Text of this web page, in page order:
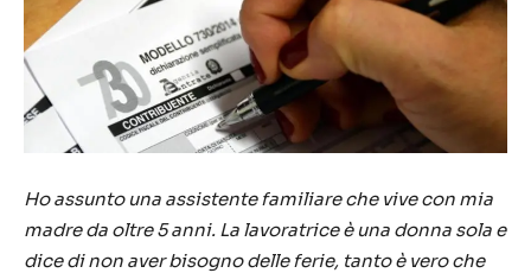
Ho assunto una assistente familiare che vive con mia
madre da oltre 5 anni. La lavoratrice è una donna sola e
dice di non aver bisogno delle ferie, tanto è vero che